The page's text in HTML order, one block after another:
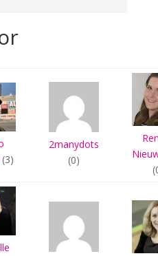
(3)
2manydots
(0)